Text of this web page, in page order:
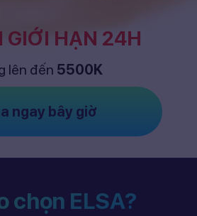
GIỚI HẠN 24H
lên đến 5500K
ngay bây giờ
chọn ELSA?